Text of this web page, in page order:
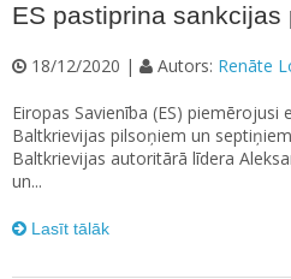
ES pastiprina sankcijas
18/12/2020 | Autors: Renāte
Eiropas Savienība (ES)
Baltkrievijas pilsoņiem un
Baltkrievijas autoritārā līdera
un...
Lasīt tālāk